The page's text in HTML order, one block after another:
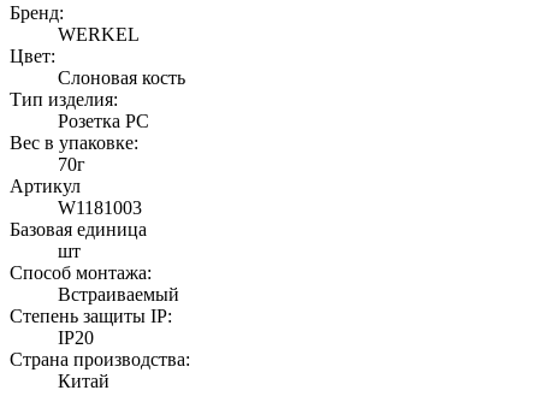
Бренд:
WERKEL
Цвет:
Слоновая кость
Тип изделия:
Розетка PC
Вес в упаковке:
70г
Артикул
W1181003
Базовая единица
шт
Способ монтажа:
Встраиваемый
Степень защиты IP:
IP20
Страна производства:
Китай